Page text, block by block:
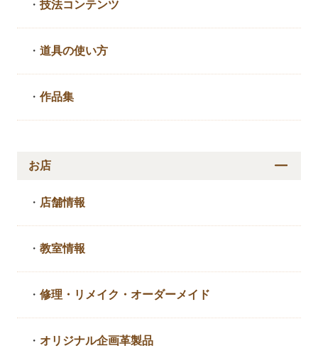
・技法コンテンツ
・道具の使い方
・作品集
お店
・ 店舗情報
・教室情報
・修理・リメイク・ オーダーメイド
・ オリジナル企画革製品